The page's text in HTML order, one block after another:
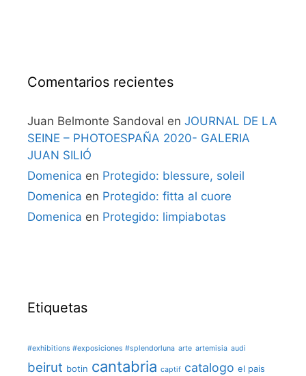
Comentarios recientes
Juan Belmonte Sandoval en JOURNAL DE LA
SEINE – PHOTOESPAÑA 2020- GALERIA
JUAN SILIÓ
Domenica en Protegido: blessure, soleil
Domenica en Protegido: fitta al cuore
Domenica en Protegido: limpiabotas
Etiquetas
#exhibitions #exposiciones #splendorluna arte artemisia audi
beirut botin cantabria captif catalogo el pais